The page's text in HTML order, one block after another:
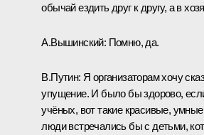
обычай ездить друг к другу, а в
А.Вышинский: Помню, да.
В.Путин: Я организаторам хочу
упущение. И было бы здорово,
учёных, вот такие красивые,
люди встречались бы с детьми,